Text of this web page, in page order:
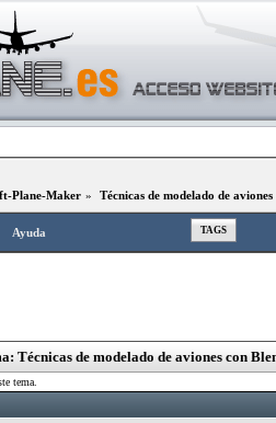
Plane-Maker » Técnicas de modelado de
Ayuda TAGS
Técnicas de modelado de aviones con
tema.